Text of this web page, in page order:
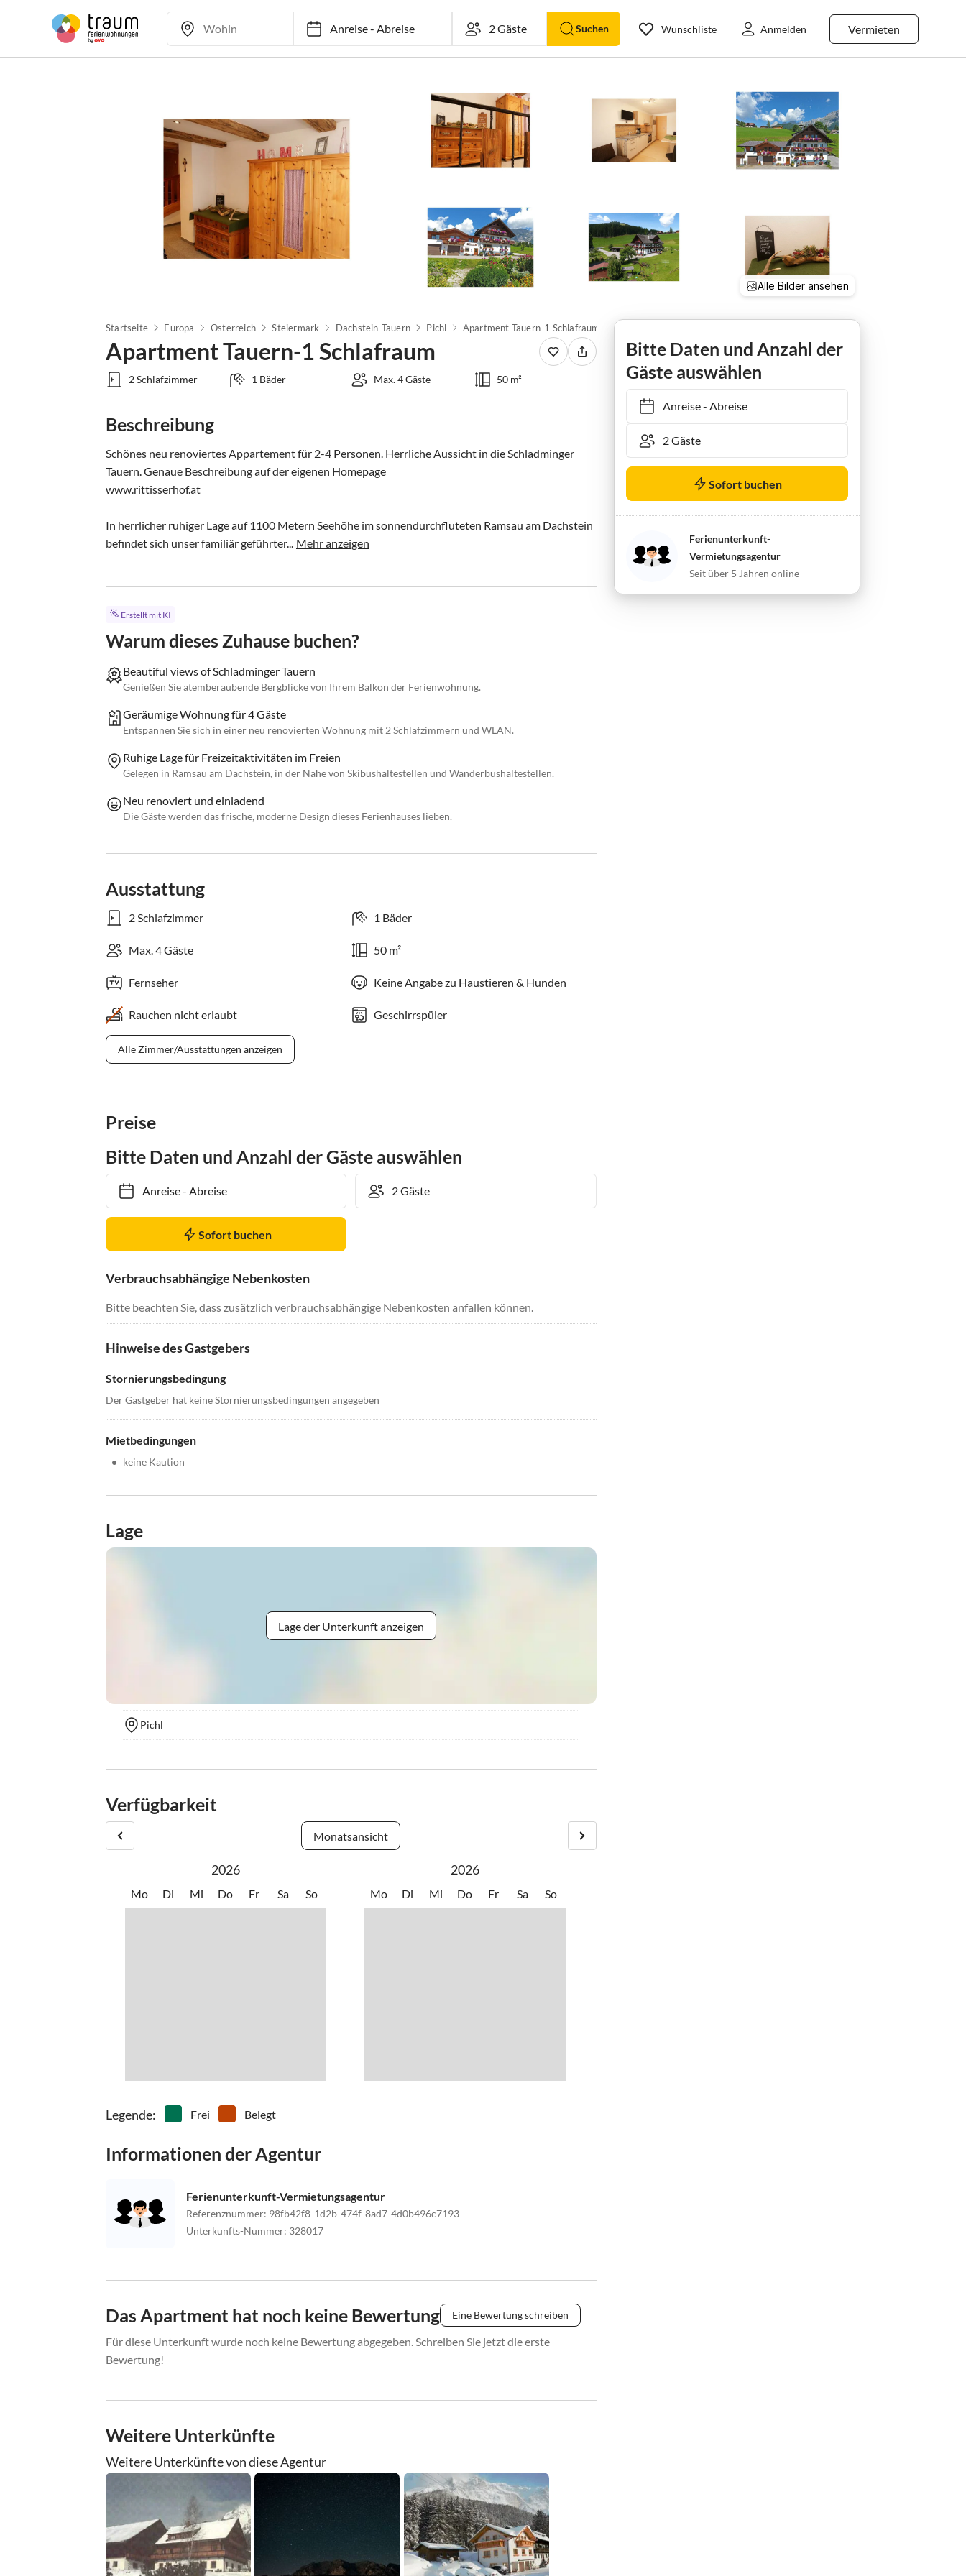
Anreise-Abreise Suchen Vermieten
Wunschliste Anmelden
Alle Bilder ansehen
Startseite Europa Österreich Steiermark Dachstein-Tauern Pichl Apartment Tauern-1 Schlafraum
Apartment Tauern-1 Schlafraum
2 Schlafzimmer 1 Bäder Max. 4 Gäste 50 m²
Beschreibung
Schönes neu renoviertes Appartement für 2-4 Personen. Herrliche Aussicht in die Schladminger
Tauern. Genaue Beschreibung auf der eigenen Homepage
www.rittisserhof.at
In herrlicher ruhiger Lage auf 1100 Metern Seehöhe im sonnendurchfluteten Ramsau am Dachstein
befindet sich unser familiär geführter... Mehr anzeigen
Erstellt mit KI
Warum dieses Zuhause buchen?
Beautiful views of Schladminger Tauern
Genießen Sie atemberaubende Bergblicke von Ihrem Balkon der Ferienwohnung.
Geräumige Wohnung für 4 Gäste
Entspannen Sie sich in einer neu renovierten Wohnung mit 2 Schlafzimmern und WLAN.
Ruhige Lage für Freizeitaktivitäten im Freien
Gelegen in Ramsau am Dachstein, in der Nähe von Skibushaltestellen und Wanderbushaltestellen.
Neu renoviert und einladend
Die Gäste werden das frische, moderne Design dieses Ferienhauses lieben.
Ausstattung
2 Schlafzimmer 1 Bäder
Max. 4 Gäste 50 m²
Fernseher Keine Angabe zu Haustieren & Hunden
Rauchen nicht erlaubt Geschirrspüler
Alle Zimmer/Ausstattungen anzeigen
Preise
Bitte Daten und Anzahl der Gäste auswählen
Anreise- Abreise
Sofort buchen
Verbrauchsabhängige Nebenkosten
Bitte beachten Sie, dass zusätzlich verbrauchsabhängige Nebenkosten anfallen können.
Hinweise des Gastgebers
Stornierungsbedingung
Der Gastgeber hat keine Stornierungsbedingungen angegeben
Mietbedingungen
• keine Kaution
Lage
Lage der Unterkunft anzeigen
Pichl
Verfügbarkeit
Monatsansicht
2026
Mo Di Mi Do Fr Sa So
2026
Mo Di Mi Do Fr Sa So
Legende: Frei Belegt
Informationen der Agentur
Ferienunterkunft-Vermietungsagentur
Referenznummer: 98fb42f8-1d2b-474f-8ad7-4d0b496c7193
Unterkunfts-Nummer: 328017
Das Apartment hat noch keine Bewertung Eine Bewertung schreiben
Für diese Unterkunft wurde noch keine Bewertung abgegeben. Schreiben Sie jetzt die erste
Bewertung!
Weitere Unterkünfte
Weitere Unterkünfte von diese Agentur
Bitte Daten und Anzahl der
Gäste auswählen
Anreise- Abreise
Sofort buchen
Ferienunterkunft-
Vermietungsagentur
Seit über 5 Jahren online